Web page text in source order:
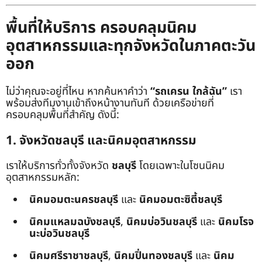
พื้นที่ให้บริการ ครอบคลุมนิคม
อุตสาหกรรมและทุกจังหวัดในภาคตะวัน
ออก
ไม่ว่าคุณจะอยู่ที่ไหน หากค้นหาคำว่า “รถเครน ใกล้ฉัน” เรา
พร้อมส่งทีมงานเข้าถึงหน้างานทันที ด้วยเครือข่ายที่
ครอบคลุมพื้นที่สำคัญ ดังนี้:
1. จังหวัดชลบุรี และนิคมอุตสาหกรรม
เราให้บริการทั่วทั้งจังหวัด ชลบุรีโดยเฉพาะในโซนนิคม
อุตสาหกรรมหลัก:
นิคมอมตะนครชลบุรี และ นิคมอมตะซิตี้ชลบุรี
นิคมแหลมฉบังชลบุรี, นิคมบ่อวินชลบุรี และ นิคมโรจ
นะบ่อวินชลบุรี
นิคมศรีราชาชลบุรี, นิคมปิ่นทองชลบุรี และ นิคม